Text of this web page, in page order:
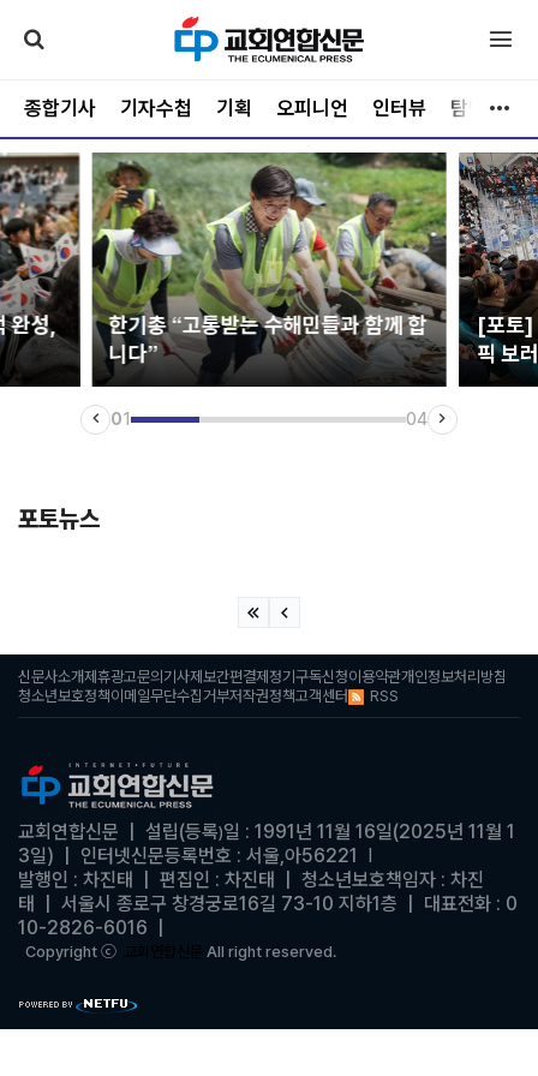
종합기사 기자수첩 기획 오피니언 인터뷰 탐방
완성,
한기총 “고통받는 수해민들과 함께 합
니다”
[포토]
픽 보
01 04
포토뉴스
신문사소개제휴광고문의 기사제보간편결제 정기구독신청이용약관개인정보처리방침
청소년보호정책 이메일무단수집거부저작권정책고객센터 RSS
교회연합신문 | 설립(등록)일 : 1991년 11월 16일(2025년 11월 1
3일)
인터넷신문등록번호 : 서울,아56221
발행인 : 차진태 | 편집인 : 차진태
청소년보호책임자 : 차진
태
| 서울시 종로구 창경궁로16길 73-10 지하1층 | 대표전화 : 0
10-2826-6016
Copyright ⓒ 교회연합신문 All right reserved.